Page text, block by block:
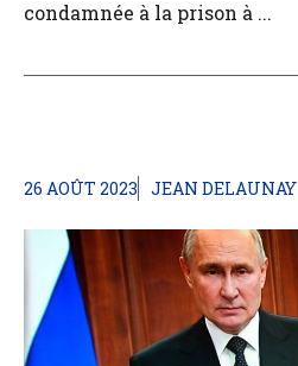
condamnée à la prison à ...
26 AOÛT 2023 JEAN DELAUNAY